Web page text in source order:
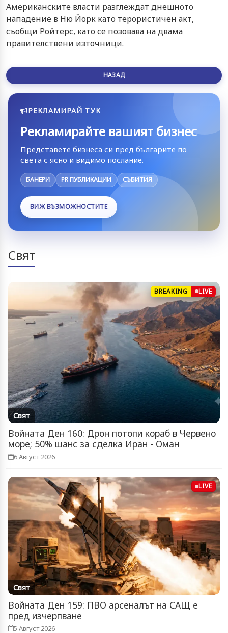
Американските власти разглеждат днешното
нападение в Ню Йорк като терористичен акт,
съобщи Ройтерс, като се позовава на двама
правителствени източници.
НАЗАД
РЕКЛАМИРАЙ ТУК
Рекламирайте вашият бизнес
Представете бизнеса си пред българите по
света с ясно и видимо послание.
БАНЕРИ PR ПУБЛИКАЦИИ СЪБИТИЯ
ВИЖ ВЪЗМОЖНОСТИТЕ
Свят
BREAKING LIVE
Свят
Войната Ден 160: Дрон потопи кораб в Червено
море; 50% шанс за сделка Иран - Оман
6 Август 2026
LIVE
Свят
Войната Ден 159: ПВО арсеналът на САЩ е
пред изчерпване
5 Август 2026